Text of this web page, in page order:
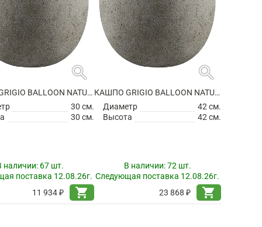
search
КАШПО GRIGIO BALLOON NATURAL CONCRETE
30 см.
30 см.
наличии: 67 шт.
поставка 12.08.26г.
11 934 ₽
shopping_cart
search
КАШПО GRIGIO BALLOON NATURAL CONCRETE
Диаметр
42 см.
Высота
42 см.
В наличии:72 шт.
Следующая поставка 12.08.26г.
23 868 ₽
shopping_cart